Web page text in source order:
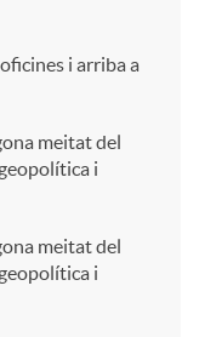
i arriba a
meitat del
i
meitat del
i